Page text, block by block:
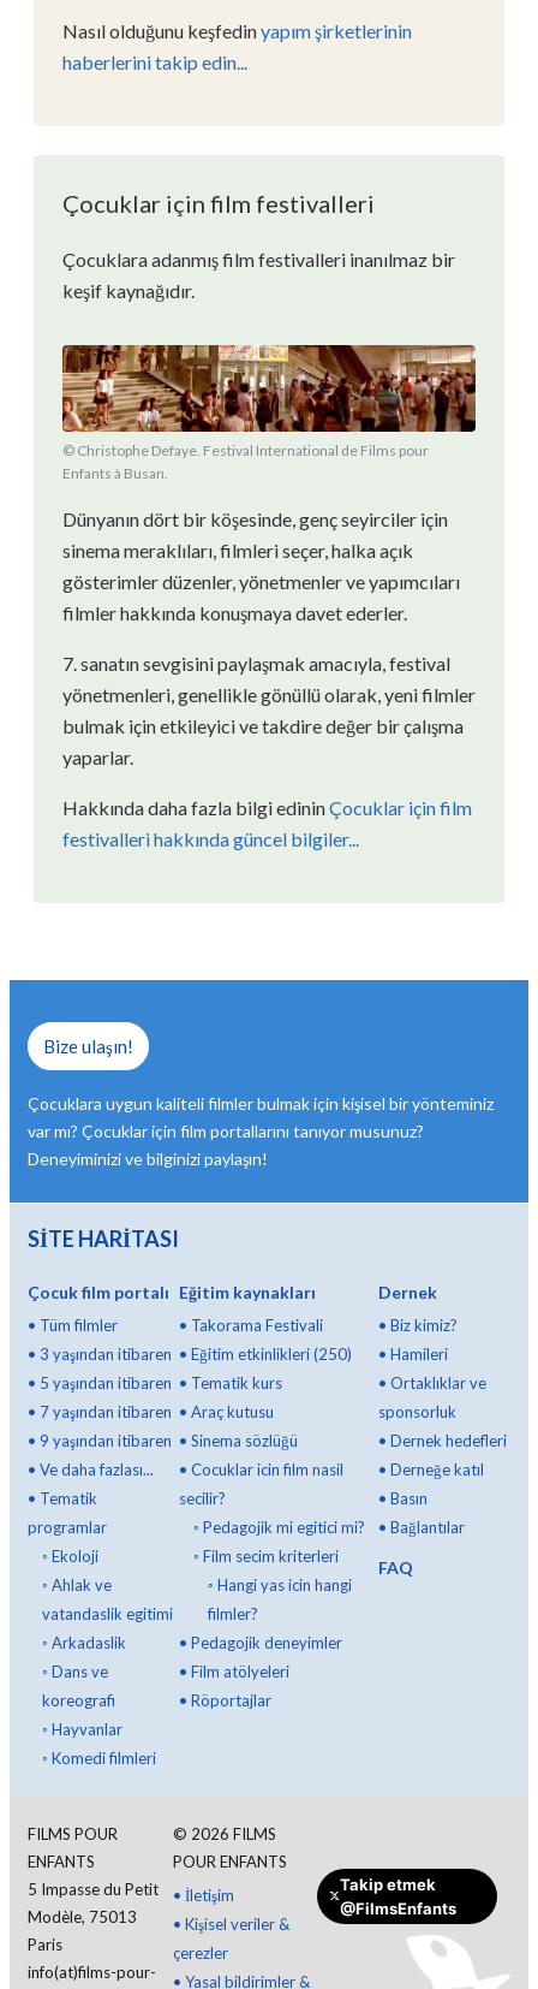
Nasıl olduğunu keşfedinyapım şirketlerinin
haberlerini takip edin...
Çocuklar için film festivalleri
Çocuklara adanmış film festivalleri inanılmaz bir
keşif kaynağıdır.
© Christophe Defaye. Festival International de Films pour
Enfants à Busan.
Dünyanın dört bir köşesinde, genç seyirciler için
sinema meraklıları, filmleri seçer, halka açık
gösterimler düzenler, yönetmenler ve yapımcıları
filmler hakkında konuşmaya davet ederler.
7. sanatın sevgisini paylaşmak amacıyla, festival
yönetmenleri, genellikle gönüllü olarak, yeni filmler
bulmak için etkileyici ve takdire değer bir çalışma
yaparlar.
Hakkında daha fazla bilgi edininÇocuklar için film
festivalleri hakkında güncel bilgiler...
Bize ulaşın!
Çocuklara uygun kaliteli filmler bulmak için kişisel bir yönteminiz
var mı? Çocuklar için film portallarını tanıyor musunuz?
Deneyiminizi ve bilginizi paylaşın!
SİTE HARİTASI
Çocuk film portalı
• Tüm filmler
• 3 yaşından itibaren
• 5 yaşından itibaren
• 7 yaşından itibaren
• 9 yaşından itibaren
• Ve daha fazlası...
• Tematik
programlar
◦ Ekoloji
◦ Ahlak ve
vatandaslik egitimi
◦ Arkadaslik
◦ Dans ve
koreografi
◦ Hayvanlar
◦ Komedi filmleri
Eğitim kaynakları
• Takorama Festivali
• Eğitim etkinlikleri (250)
• Tematik kurs
• Araç kutusu
• Sinema sözlüğü
• Cocuklar icin film nasil
secilir?
◦ Pedagojik mi egitici mi?
◦ Film secim kriterleri
◦ Hangi yas icin hangi
filmler?
• Pedagojik deneyimler
• Film atölyeleri
• Röportajlar
Dernek
•Biz kimiz?
•Hamileri
•Ortaklıklar ve
sponsorluk
•Dernek hedefleri
•Derneğe katıl
•Basın
•Bağlantılar
FAQ
FILMS POUR
ENFANTS
5 Impasse du Petit
Modèle, 75013
Paris
info(at)films-pour-
© 2026 FILMS
POUR ENFANTS
• İletişim
• Kişisel veriler &
çerezler
• Yasal bildirimler &
Takip etmek
@FilmsEnfants